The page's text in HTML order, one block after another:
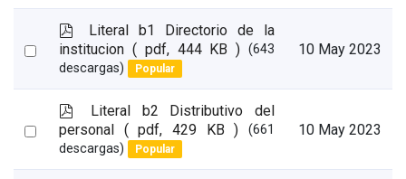
Select
p
d
f
Literal b1 Directorio de la
institucion ( pdf, 444 KB ) (643
descargas)
Popular
10 May 2023
Select
p
d
f
Literal b2 Distributivo del
personal ( pdf, 429 KB )
(661
descargas)
Popular
10 May 2023